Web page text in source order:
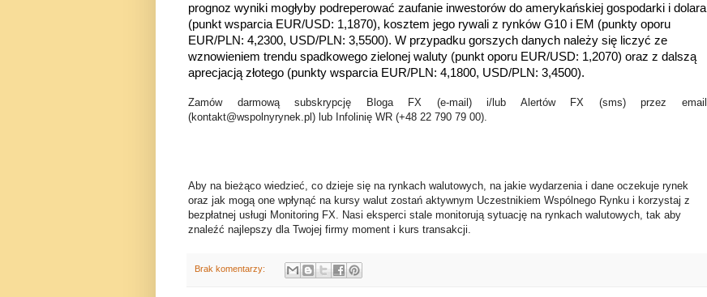
prognoz wyniki mogłyby podreperować zaufanie inwestorów do amerykańskiej gospodarki i dolara
(punkt wsparcia EUR/USD: 1,1870), kosztem jego rywali z rynków G10 i EM (punkty oporu
EUR/PLN: 4,2300, USD/PLN: 3,5500). W przypadku gorszych danych należy się liczyć ze
wznowieniem trendu spadkowego zielonej waluty (punkt oporu EUR/USD: 1,2070) oraz z dalszą
aprecjacją złotego (punkty wsparcia EUR/PLN: 4,1800, USD/PLN: 3,4500).
Zamów darmową subskrypcję Bloga FX (e-mail) i/lub Alertów FX (sms) przez email
(kontakt@wspolnyrynek.pl) lub Infolinię WR (+48 22 790 79 00).
Aby na bieżąco wiedzieć, co dzieje się na rynkach walutowych, na jakie wydarzenia i dane oczekuje rynek
oraz jak mogą one wpłynąć na kursy walut zostań aktywnym Uczestnikiem Wspólnego Rynku i korzystaj z
bezpłatnej usługi Monitoring FX. Nasi eksperci stale monitorują sytuację na rynkach walutowych, tak aby
znaleźć najlepszy dla Twojej firmy moment i kurs transakcji.
Brak komentarzy: